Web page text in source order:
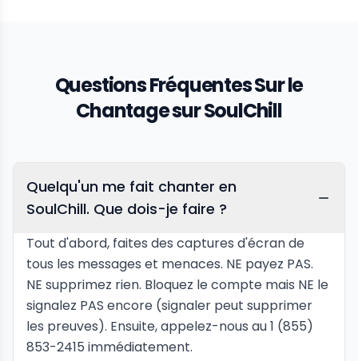
Questions Fréquentes Sur le
Chantage sur SoulChill
Quelqu'un me fait chanter en
SoulChill. Que dois-je faire ?
Tout d'abord, faites des captures d'écran de
tous les messages et menaces. NE payez PAS.
NE supprimez rien. Bloquez le compte mais NE le
signalez PAS encore (signaler peut supprimer
les preuves). Ensuite, appelez-nous au 1 (855)
853-2415 immédiatement.